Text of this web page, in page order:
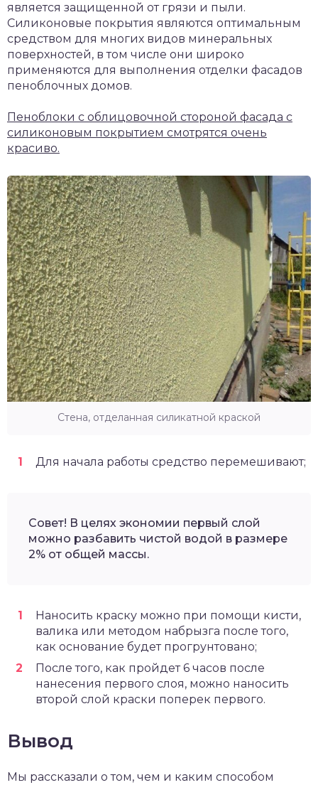
является защищенной от грязи и пыли.
Силиконовые покрытия являются оптимальным
средством для многих видов минеральных
поверхностей, в том числе они широко
применяются для выполнения отделки фасадов
пеноблочных домов.
Пеноблоки с облицовочной стороной фасада с
силиконовым покрытием смотрятся очень
красиво.
Стена, отделанная силикатной краской
Для начала работы средство перемешивают;
Совет! В целях экономии первый слой
можно разбавить чистой водой в размере
2% от общей массы.
Наносить краску можно при помощи кисти,
валика или методом набрызга после того,
как основание будет прогрунтовано;
После того, как пройдет 6 часов после
нанесения первого слоя, можно наносить
второй слой краски поперек первого.
Вывод
Мы рассказали о том, чем и каким способом